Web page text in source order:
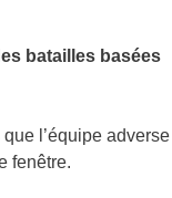
batailles basées
l’équipe adverse
fenêtre.